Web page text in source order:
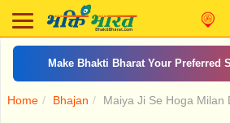
Make Bhakti Bharat Your Preferred
Home Bhajan Maiya Ji Se Hoga Milan